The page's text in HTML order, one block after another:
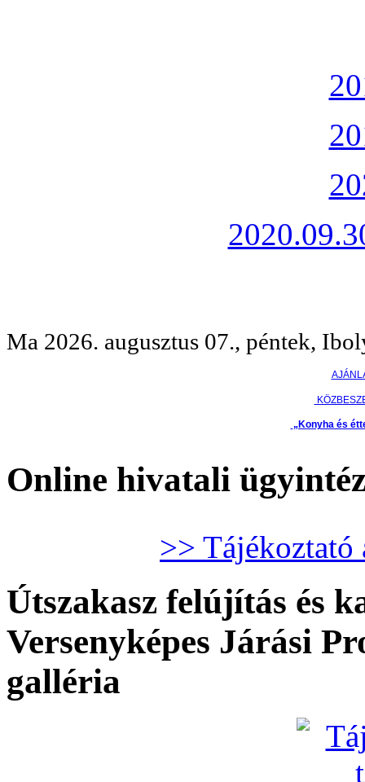
Ma 2026. augusztus 07., péntek,
„Konyha és
Online hivatali
>> Tájékoztató
Útszakasz felújítás és
Versenyképes Járási
galléria